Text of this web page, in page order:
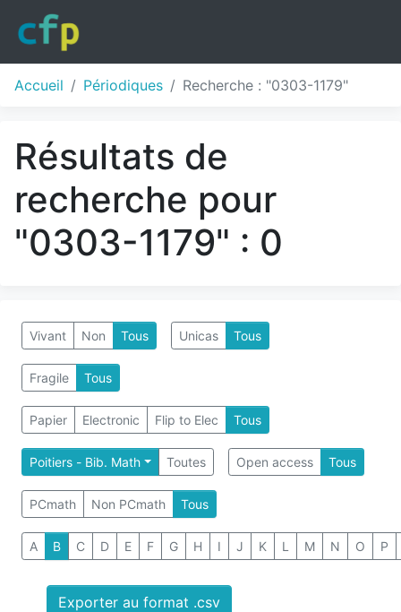
Accueil Périodiques Recherche : "0303-1179"
Résultats de
recherche pour
"0303-1179" : 0
Vivant Non Tous Unicas Tous
Fragile Tous
Papier Electronic Flip to Elec Tous
Poitiers - Bib. Math Toutes Open access Tous
PCmath Non PCmath Tous
A B C D E F G H I J K L M N O P
Exporter au format .csv